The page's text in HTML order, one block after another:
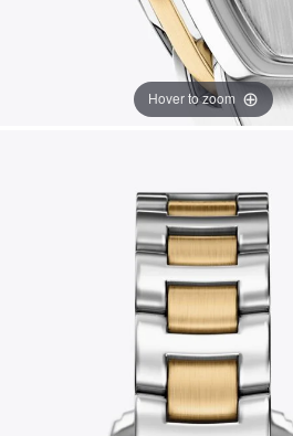
Hover to zoom